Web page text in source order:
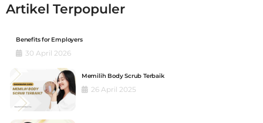
Artikel Terpopuler
Benefits for Employers
30 April 2026
Memilih Body Scrub Terbaik
26 April 2025